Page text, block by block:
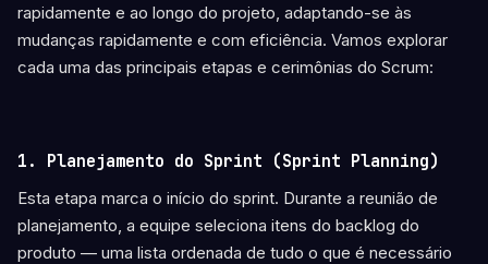
rapidamente e ao longo do projeto, adaptando-se às
mudanças rapidamente e com eficiência. Vamos explorar
cada uma das principais etapas e cerimônias do Scrum:
1. Planejamento do Sprint (Sprint Planning)
Esta etapa marca o início do sprint. Durante a reunião de
planejamento, a equipe seleciona itens do backlog do
produto — uma lista ordenada de tudo o que é necessário